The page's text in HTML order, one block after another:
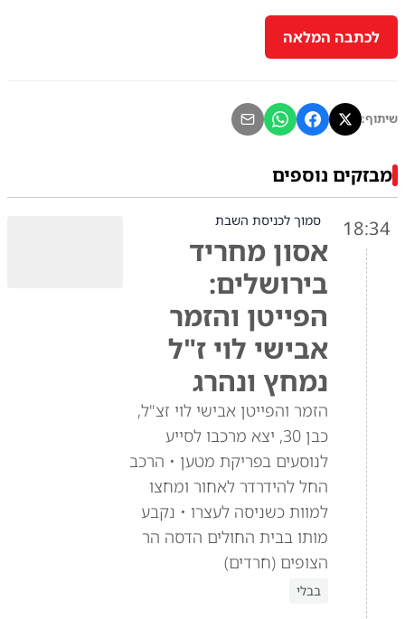
לכתבה המלאה
שיתוף:
מבזקים נוספים
18:34 סמוך לכניסת השבת
אסון מחריד
בירושלים:
הפייטן והזמר
אבישי לוי ז"ל
נמחץ ונהרג
הזמר והפייטן אבישי לוי זצ"ל,
כבן 30, יצא מרכבו לסייע
לנוסעים בפריקת מטען • הרכב
החל להידרדר לאחור ומחצו
למוות כשניסה לעצרו • נקבע
מותו בבית החולים הדסה הר
הצופים (חרדים)
בבלי